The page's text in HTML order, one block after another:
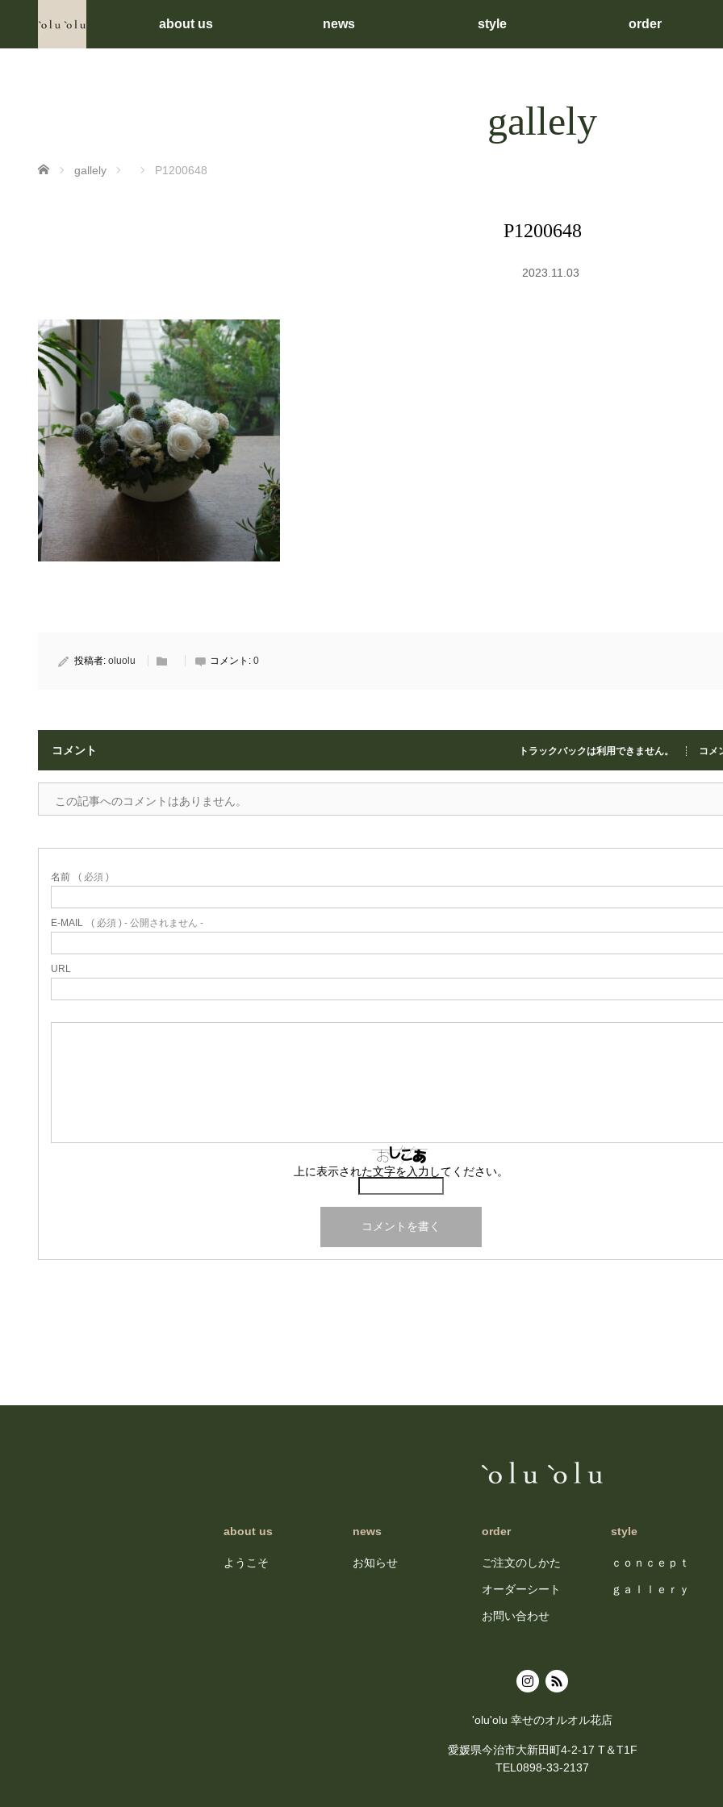
about us news style order
gallely
ホーム gallely P1200648
P1200648
2023.11.03
投稿者: oluolu コメント: 0
コメント トラックバックは利用できません。 コメ
この記事へのコメントはありません。
名前 ( 必須 )
E-MAIL ( 必須 ) - 公開されません -
URL
上に表示された文字を入力してください。
about us
ようこそ
news
お知らせ
order
ご注文のしかた
オーダーシート
お問い合わせ
style
ｃｏｎｃｅｐｔ
ｇａｌｌｅｒｙ
'olu'olu 幸せのオルオル花店
愛媛県今治市大新田町4-2-17 T＆T1F
TEL0898-33-2137